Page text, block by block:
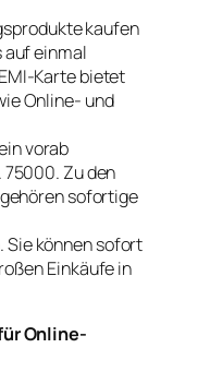
kaufen
auf einmal
Karte bietet
Online- und
vorab
Zu den
sofortige
Sie können sofort
Einkäufe in
Online-